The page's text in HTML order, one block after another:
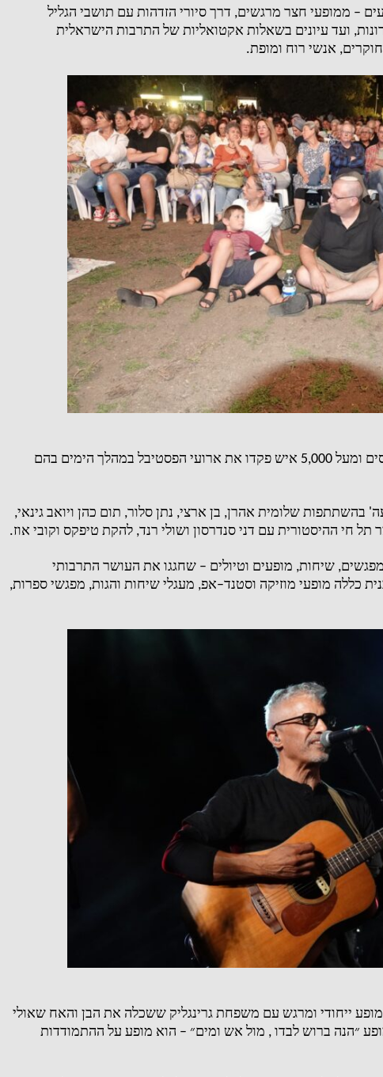
– ממופעי חצר מרגשים, דרך סיורי הזדהות עם תושבי הגליל
, ועד עיונים בשאלות אקטואליות של התרבות הישראלית
חוקרים, אנשי רוח ומופת.
ומעל 5,000 איש פקדו את ארועי הפסטיבל במהלך הימים בהם
' בהשתתפות שלומית אהרן, בן ארצי, נתן סלור, תום כהן ויואב גינאי,
חי ההיסטורית עם דני סנדרסון ושולי רנד, להקת טיפקס וקובי אוז.
, שיחות, מופעים וטיולים – שחגגו את העושר התרבותי
כללה מופעי מוזיקה וסטנד–אפ, מעגלי שיחות והגות, מפגשי ספרות,
ייחודי ומרגש עם משפחת גרינגליק ששכלה את הבן והאח שאולי
״הנה ברוש לבדו , מול אש ומים״ – הוא מופע על ההתמודדות